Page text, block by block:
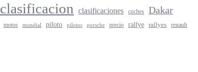
clasificacion clasificaciones coches Dakar
motos mundial piloto pilotos porsche precio rallye rallyes renault